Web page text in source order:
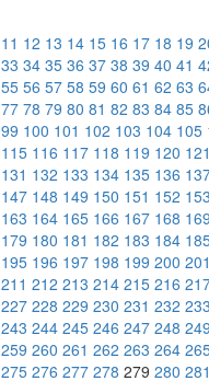
11 12 13 14 15 16 17 18 19
33 34 35 36 37 38 39 40 41
55 56 57 58 59 60 61 62 63
77 78 79 80 81 82 83 84 85
99 100 101 102 103 104 105
115 116 117 118 119 120 121
131 132 133 134 135 136
147 148 149 150 151 152 153
163 164 165 166 167 168 169
179 180 181 182 183 184
195 196 197 198 199 200 201
211 212 213 214 215 216
227 228 229 230 231 232 233
243 244 245 246 247 248 249
259 260 261 262 263 264
275 276 277 278 279 280 281